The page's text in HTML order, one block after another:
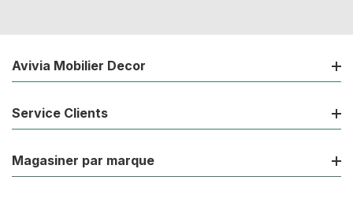
Avivia Mobilier Decor
Service Clients
Magasiner par marque